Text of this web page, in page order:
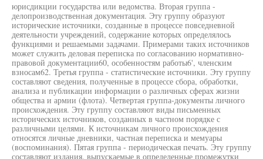
юрисдикции государства или ведомства. Вторая группа -
делопроизводственная документация. Эту группу образуют
исторические источники, созданные в процессе повседневной
деятельности учреждений, содержание которых определялось
функциями и решаемыми задачами. Примерами таких источников
может служить деловая переписка по согласованию нормативно-
правовой документации60, особенностям работы6', членским
взносам62. Третья группа - статистические источники. Эту группу
составляют сведения, полученные в процессе сбора, обработки,
анализа и публикации информации о различных сферах жизни
общества и армии (флота). Четвертая группа-документы личного
происхождения. Эту группу составляют виды письменных
исторических источников, созданных в частном порядке с
различными целями. К источникам личного происхождения
относятся личные дневники, частная переписка и мемуары
(воспоминания). Пятая группа - периодическая печать. Эту группу
составляют издания, выпускаемые в определенные промежутки